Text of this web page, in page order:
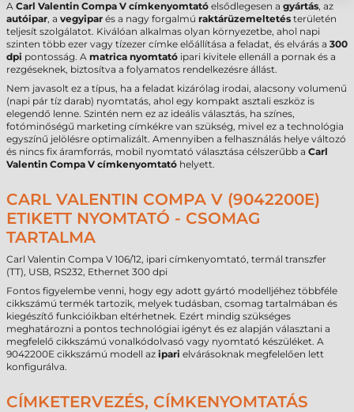
A Carl Valentin Compa V címkenyomtató elsődlegesen a gyártás, az
autóipar, a vegyipar és a nagy forgalmú raktárüzemeltetés területén
teljesít szolgálatot. Kiválóan alkalmas olyan környezetbe, ahol napi
szinten több ezer vagy tízezer címke előállítása a feladat, és elvárás a 300
dpi pontosság. A matrica nyomtató ipari kivitele ellenáll a pornak és a
rezgéseknek, biztosítva a folyamatos rendelkezésre állást.
Nem javasolt ez a típus, ha a feladat kizárólag irodai, alacsony volumenű
(napi pár tíz darab) nyomtatás, ahol egy kompakt asztali eszköz is
elegendő lenne. Szintén nem ez az ideális választás, ha színes,
fotóminőségű marketing címkékre van szükség, mivel ez a technológia
egyszínű jelölésre optimalizált. Amennyiben a felhasználás helye változó
és nincs fix áramforrás, mobil nyomtató választása célszerűbb a Carl
Valentin Compa V címkenyomtató helyett.
CARL VALENTIN COMPA V (9042200E)
ETIKETT NYOMTATÓ - CSOMAG
TARTALMA
Carl Valentin Compa V 106/12, ipari címkenyomtató, termál transzfer
(TT), USB, RS232, Ethernet 300 dpi
Fontos figyelembe venni, hogy egy adott gyártó modelljéhez többféle
cikkszámú termék tartozik, melyek tudásban, csomag tartalmában és
kiegészítő funkcióikban eltérhetnek. Ezért mindig szükséges
meghatározni a pontos technológiai igényt és ez alapján választani a
megfelelő cikkszámú vonalkódolvasó vagy nyomtató készüléket. A
9042200E cikkszámú modell az ipari elvárásoknak megfelelően lett
konfigurálva.
CÍMKETERVEZÉS, CÍMKENYOMTATÁS